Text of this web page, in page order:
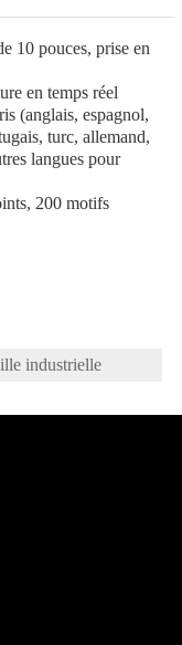
10 pouces, prise en
en temps réel
(anglais, espagnol,
turc, allemand,
langues pour
200 motifs
industrielle